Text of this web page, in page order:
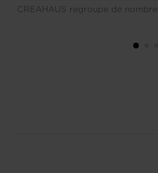
CREAHAUS regroupe de